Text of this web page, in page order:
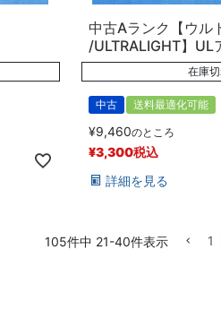
中古Aランク【ウル
/ULTRALIGHT】
在庫
中古 送料最適化可能
¥9,460のところ
¥3,300税込
詳細を見る
105件中 21-40件表示 1